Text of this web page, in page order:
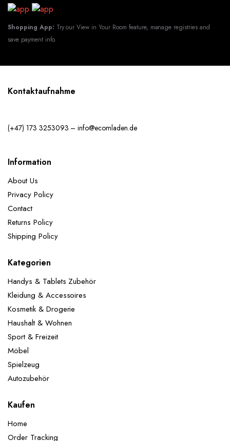
Shopping App: Try our View in Your Room feature, manage registries and
save payment info.
Kontaktaufnahme
(+47) 173 3253093 – info@ecomladen.de
Information
About Us
Privacy Policy
Contact
Returns Policy
Shipping Policy
Kategorien
Handys & Tablets Zubehör
Kleidung & Accessoires
Kosmetik & Drogerie
Haushalt & Wohnen
Sport & Freizeit
Möbel
Spielzeug
Autozubehör
Kaufen
Home
Order Tracking